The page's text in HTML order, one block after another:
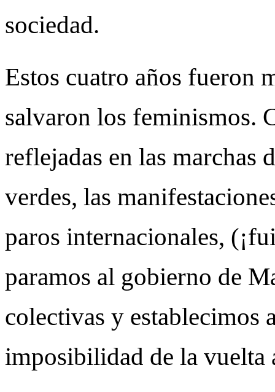
sociedad.
Estos cuatro años fueron
salvaron los feminismos.
reflejadas en las marchas
verdes, las
paros internacionales,
paramos al gobierno de
colectivas y establecimos
imposibilidad de la vuelta